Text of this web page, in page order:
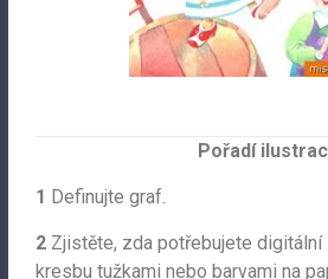
Pořadí
1 Definujte graf.
2Zjistěte, zda potřebujete digitální
kresbu tužkami nebo barvami na